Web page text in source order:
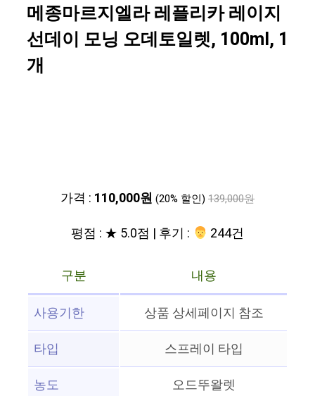
메종마르지엘라 레플리카 레이지
선데이 모닝 오데토일렛, 100ml, 1
개
가격 : 110,000원 (20% 할인) 139,000원
평점 : ★ 5.0점 | 후기 : ‍‍ 244건
구분
내용
사용기한
상품 상세페이지 참조
타입
스프레이 타입
농도
오드뚜왈렛